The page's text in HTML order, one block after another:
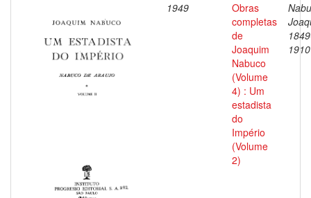
1949
Obras
completas
de
Joaquim
Nabuco
(Volume
4) : Um
estadista
do
Império
(Volume
2)
1910